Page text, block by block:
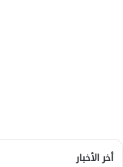
أخر الأخبار